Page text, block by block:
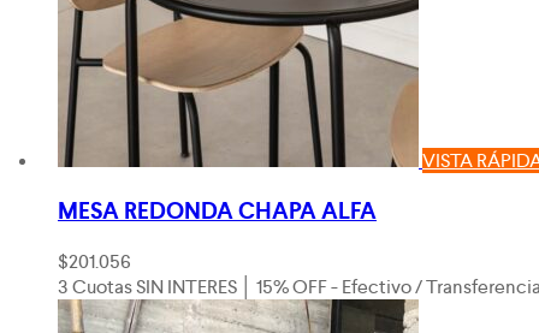
VISTA
MESA REDONDA CHAPA ALFA
$201.056
3 Cuotas SIN INTERES │ 15% OFF - Efectivo /